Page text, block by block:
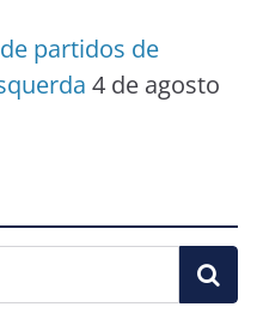
partidos de
4 de agosto